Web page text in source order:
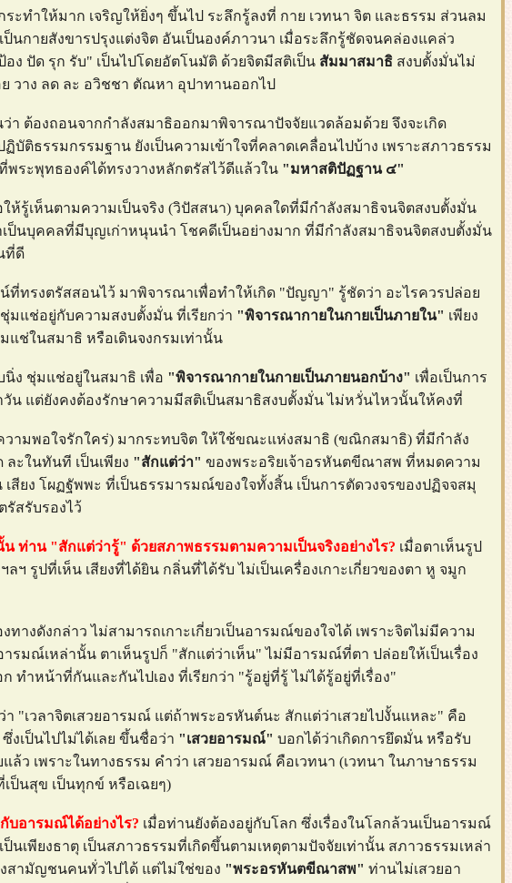
ระทำให้มาก เจริญให้ยิ่งๆ ขึ้นไป ระลึกรู้ลงที่ กาย เวทนา จิต และธรรม ส่วนลม
ป็นกายสังขารปรุงแต่งจิต อันเป็นองค์ภาวนา เมื่อระลึกรู้ชัดจนคล่องแคล่ว
ง ปัด รุก รับ" เป็นไปโดยอัตโนมัติ ด้วยจิตมีสติเป็น สัมมาสมาธิ สงบตั้งมั่นไม่
วาง ลด ละ อวิชชา ตัณหา อุปาทานออกไป
า ต้องถอนจากกำลังสมาธิออกมาพิจารณาปัจจัยแวดล้อมด้วย จึงจะเกิด
บัติธรรมกรรมฐาน ยังเป็นความเข้าใจที่คลาดเคลื่อนไปบ้าง เพราะสภาวธรรม
พระพุทธองค์ได้ทรงวางหลักตรัสไว้ดีแล้วใน "มหาสติปัฏฐาน ๔"
ห้รู้เห็นตามความเป็นจริง (วิปัสสนา) บุคคลใดที่มีกำลังสมาธิจนจิตสงบตั้งมั่น
ป็นบุคคลที่มีบุญเก่าหนุนนำ โชคดีเป็นอย่างมาก ที่มีกำลังสมาธิจนจิตสงบตั้งมั่น
ที่ดี
ที่ทรงตรัสสอนไว้ มาพิจารณาเพื่อทำให้เกิด "ปัญญา" รู้ชัดว่า อะไรควรปล่อ
มแช่อยู่กับความสงบตั้งมั่น ที่เรียกว่า "พิจารณากายในกายเป็นภายใน" เพียง
แช่ในสมาธิ หรือเดินจงกรมเท่านั้น
ง ชุ่มแช่อยู่ในสมาธิ เพื่อ "พิจารณากายในกายเป็นภายนอกบ้าง" เพื่อเป็นการ
น แต่ยังคงต้องรักษาความมีสติเป็นสมาธิสงบตั้งมั่น ไม่หวั่นไหวนั้นให้คงที่
ามพอใจรักใคร่) มากระทบจิต ให้ใช้ขณะแห่งสมาธิ (ขณิกสมาธิ) ที่มีกำลัง
ะในทันที เป็นเพียง "สักแต่ว่า" ของพระอริยเจ้าอรหันตขีณาสพ ที่หมดความ
เสียง โผฏฐัพพะ ที่เป็นธรรมารมณ์ของใจทั้งสิ้น เป็นการตัดวงจรของปฏิจจสมุ
สรับรองไว้
ท่าน "สักแต่ว่ารู้" ด้วยสภาพธรรมตามความเป็นจริงอย่างไร? เมื่อตาเห็นรูป
ฯ รูปที่เห็น เสียงที่ได้ยิน กลิ่นที่ได้รับ ไม่เป็นเครื่องเกาะเกี่ยวของตา หู จมูก
างดังกล่าว ไม่สามารถเกาะเกี่ยวเป็นอารมณ์ของใจได้ เพราะจิตไม่มีความ
ารมณ์เหล่านั้น ตาเห็นรูปก็ "สักแต่ว่าเห็น" ไม่มีอารมณ์ที่ตา ปล่อยให้เป็นเรื่อง
ทำหน้าที่กันและกันไปเอง ที่เรียกว่า "รู้อยู่ที่รู้ ไม่ได้รู้อยู่ที่เรื่อง"
"เวลาจิตเสวยอารมณ์ แต่ถ้าพระอรหันต์นะ สักแต่ว่าเสวยไปงั้นแหละ" คือ
งเป็นไปไม่ได้เลย ขึ้นชื่อว่า "เสวยอารมณ์" บอกได้ว่าเกิดการยึดมั่น หรือรับ
ล้ว เพราะในทางธรรม คำว่า เสวยอารมณ์ คือเวทนา (เวทนา ในภาษาธรรม
ป็นสุข เป็นทุกข์ หรือเฉยๆ)
อารมณ์ได้อย่างไร? เมื่อท่านยังต้องอยู่กับโลก ซึ่งเรื่องในโลกล้วนเป็นอารมณ์
นเพียงธาตุ เป็นสภาวธรรมที่เกิดขึ้นตามเหตุตามปัจจัยเท่านั้น สภาวธรรมเหล่า
สามัญชนคนทั่วไปได้ แต่ไม่ใช่ของ "พระอรหันตขีณาสพ" ท่านไม่เสวยอา